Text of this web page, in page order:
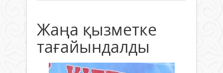
Жаңа қызметке
тағайындалды